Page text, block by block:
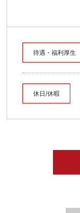
待遇・福利厚生
休日/休暇